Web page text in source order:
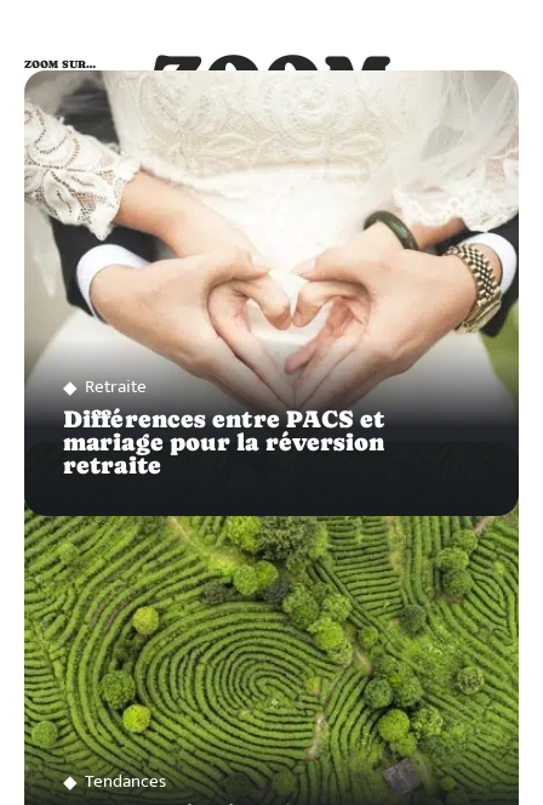
ZOOM
SUR…
ZOOM SUR…
Retraite
Différences entre PACS et
mariage pour la réversion
retraite
Tendances